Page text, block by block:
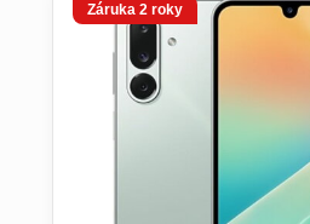
Záruka 2 roky